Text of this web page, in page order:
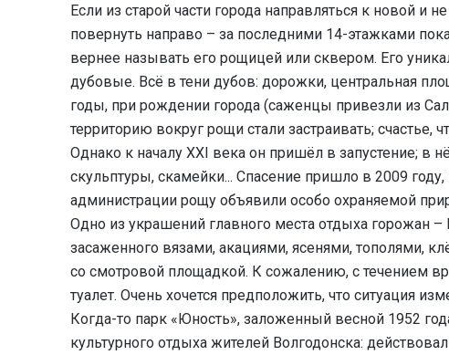
Если из старой части города направляться к новой и
повернуть направо – за последними 14-этажками
вернее называть его рощицей или сквером. Его
дубовые. Всё в тени дубов: дорожки, центральная
годы, при рождении города (саженцы привезли из
территорию вокруг рощи стали застраивать; счастье,
Однако к началу XXI века он пришёл в запустение; в
скульптуры, скамейки... Спасение пришло в 2009
администрации рощу объявили особо охраняемой
Одно из украшений главного места отдыха горожан
засаженного вязами, акациями, ясенями, тополями,
со смотровой площадкой. К сожалению, с течением
туалет. Очень хочется предположить, что ситуация
Когда-то парк «Юность», заложенный весной 1952
культурного отдыха жителей Волгодонска: